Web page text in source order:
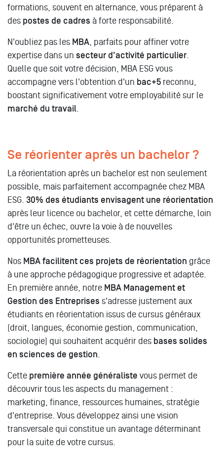
formations, souvent en alternance, vous préparent à
des postes de cadres à forte responsabilité.
N'oubliez pas les MBA , parfaits pour affiner votre
expertise dans un secteur d'activité particulier
Quelle que soit votre décision, MBA ESG vous
accompagne vers l'obtention d'un bac+5 reconnu,
boostant significativement votre employabilité sur le
marché du travail
Se réorienter après un bachelor ?
La réorientation après un bachelor est non seulement
possible, mais parfaitement accompagnée chez MBA
ESG. 30% des étudiants envisagent une réorientation
après leur licence ou bachelor, et cette démarche, loin
d'être un échec, ouvre la voie à de nouvelles
opportunités prometteuses.
Nos MBA facilitent ces projets de réorientation grâce
à une approche pédagogique progressive et adaptée.
En première année, notre MBA Management et
Gestion des Entreprises s'adresse justement aux
étudiants en réorientation issus de cursus généraux
(droit, langues, économie gestion, communication,
sociologie) qui souhaitent acquérir des bases solides
en sciences de gestion
Cette première année généraliste vous permet de
découvrir tous les aspects du management :
marketing, finance, ressources humaines, stratégie
d'entreprise. Vous développez ainsi une vision
transversale qui constitue un avantage déterminant
pour la suite de votre cursus.